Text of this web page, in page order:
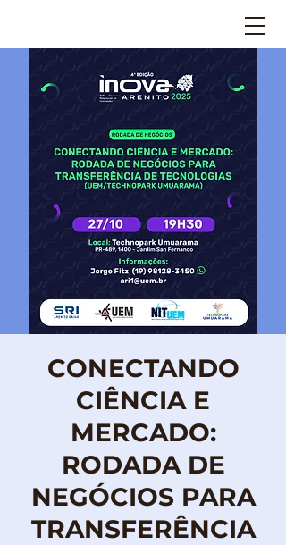
CONECTANDO
CIÊNCIA E
MERCADO:
RODADA DE
NEGÓCIOS PARA
TRANSFERÊNCIA